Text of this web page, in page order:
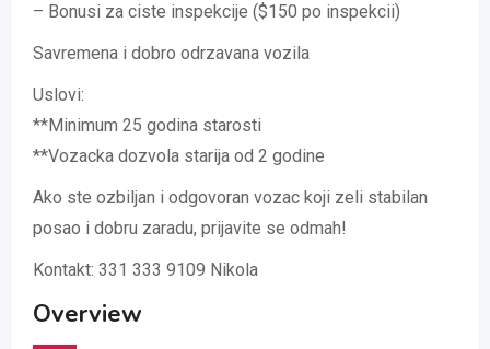
– Bonusi za ciste inspekcije ($150 po inspekcii)
Savremena i dobro odrzavana vozila
Uslovi:
**Minimum 25 godina starosti
**Vozacka dozvola starija od 2 godine
Ako ste ozbiljan i odgovoran vozac koji zeli stabilan
posao i dobru zaradu, prijavite se odmah!
Kontakt: 331 333 9109 Nikola
Overview